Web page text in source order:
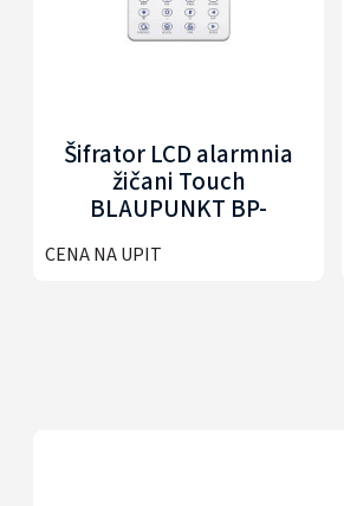
Šifrator LCD alarmnia
žičani Touch
BLAUPUNKT BP-
CENA NA UPIT